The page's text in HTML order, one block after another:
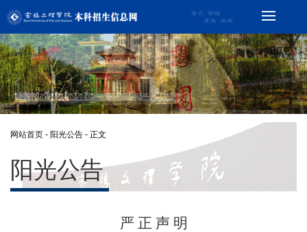
网站首页 - 阳光公告 - 正文
阳光公告
严 正 声 明